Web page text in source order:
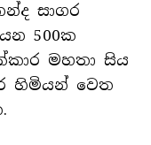
සාගර
500ක
මහතා සිය
හිමියන් වෙත